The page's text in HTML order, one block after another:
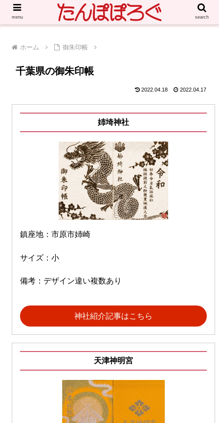
ホーム 御朱印帳
千葉県の御朱印帳
2022.04.18 2022.04.17
姉埼神社
鎮座地：市原市姉崎
サイズ：小
備考：デザイン違い複数あり
神社紹介記事はこちら
天津神明宮
menu search